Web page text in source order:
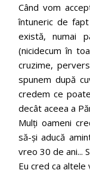
Când vom
întuneric de
există, numai
(nicidecum în
cruzime,
spunem după
credem ce
decât aceea a
Mulți oameni
să-și aducă
vreo 30 de ani...
Eu cred ca